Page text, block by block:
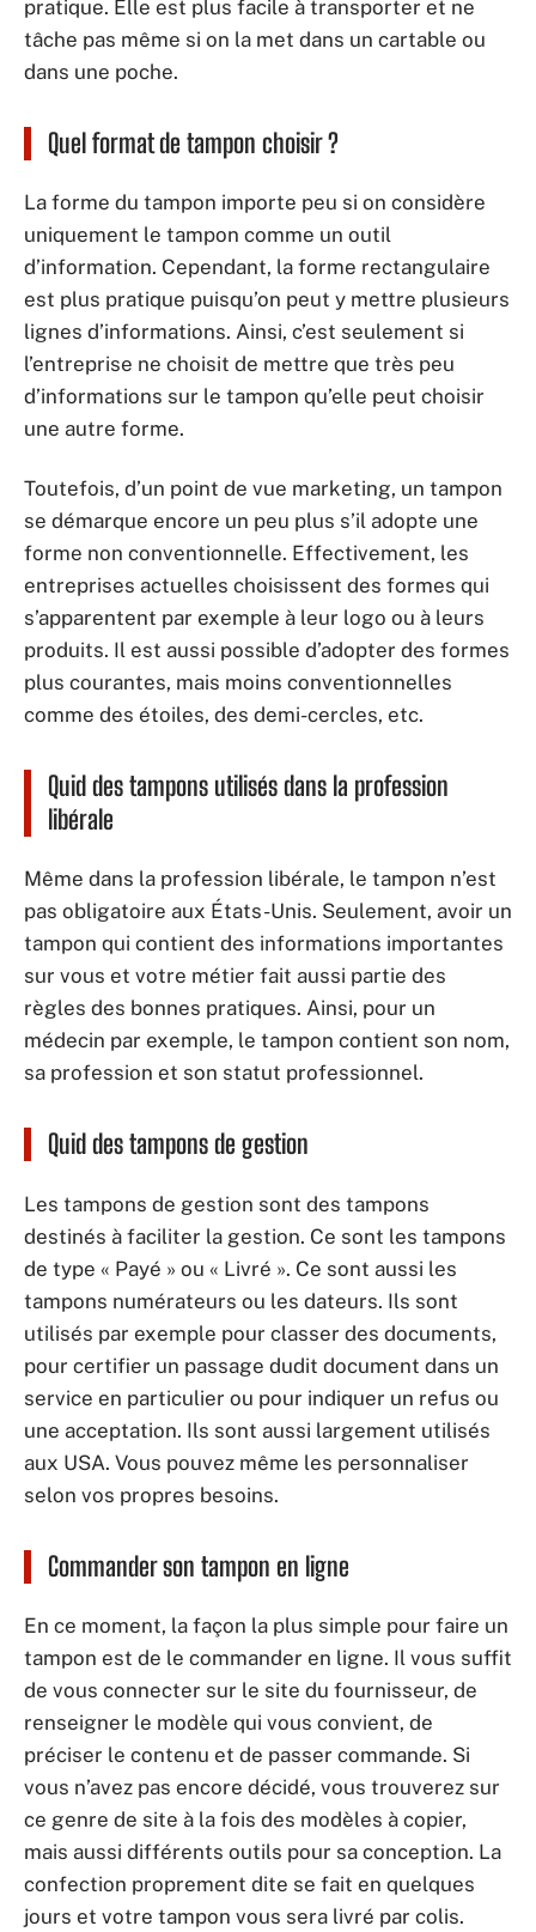
pratique. Elle est plus facile à transporter et ne
tâche pas même si on la met dans un cartable ou
dans une poche.
Quel format de tampon choisir ?
La forme du tampon importe peu si on considère
uniquement le tampon comme un outil
d’information. Cependant, la forme rectangulaire
est plus pratique puisqu’on peut y mettre plusieurs
lignes d’informations. Ainsi, c’est seulement si
l’entreprise ne choisit de mettre que très peu
d’informations sur le tampon qu’elle peut choisir
une autre forme.
Toutefois, d’un point de vue marketing, un tampon
se démarque encore un peu plus s’il adopte une
forme non conventionnelle. Effectivement, les
entreprises actuelles choisissent des formes qui
s’apparentent par exemple à leur logo ou à leurs
produits. Il est aussi possible d’adopter des formes
plus courantes, mais moins conventionnelles
comme des étoiles, des demi-cercles, etc.
Quid des tampons utilisés dans la profession
libérale
Même dans la profession libérale, le tampon n’est
pas obligatoire aux États-Unis. Seulement, avoir un
tampon qui contient des informations importantes
sur vous et votre métier fait aussi partie des
règles des bonnes pratiques. Ainsi, pour un
médecin par exemple, le tampon contient son nom,
sa profession et son statut professionnel.
Quid des tampons de gestion
Les tampons de gestion sont des tampons
destinés à faciliter la gestion. Ce sont les tampons
de type « Payé » ou « Livré ». Ce sont aussi les
tampons numérateurs ou les dateurs. Ils sont
utilisés par exemple pour classer des documents,
pour certifier un passage dudit document dans un
service en particulier ou pour indiquer un refus ou
une acceptation. Ils sont aussi largement utilisés
aux USA. Vous pouvez même les personnaliser
selon vos propres besoins.
Commander son tampon en ligne
En ce moment, la façon la plus simple pour faire un
tampon est de le commander en ligne. Il vous suffit
de vous connecter sur le site du fournisseur, de
renseigner le modèle qui vous convient, de
préciser le contenu et de passer commande. Si
vous n’avez pas encore décidé, vous trouverez sur
ce genre de site à la fois des modèles à copier,
mais aussi différents outils pour sa conception. La
confection proprement dite se fait en quelques
jours et votre tampon vous sera livré par colis.